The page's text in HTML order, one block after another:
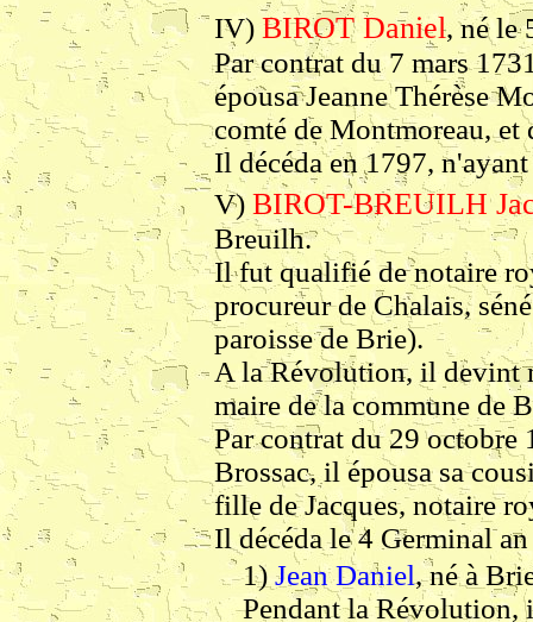
IV) BIROT Daniel, né le
Par contrat du 7 mars
épousa Jeanne Thérèse
comté de Montmoreau, et
Il décéda en 1797,
V) BIROT-BREUILH
Breuilh.
Il fut qualifié de notaire
procureur de Chalais,
paroisse de Brie).
A la Révolution, il devint
maire de la commune de
Par contrat du 29 octobre
Brossac, il épousa sa
fille de Jacques, notaire
Il décéda le 4 Germinal
1)Jean Daniel, né à
Pendant la Révolution,